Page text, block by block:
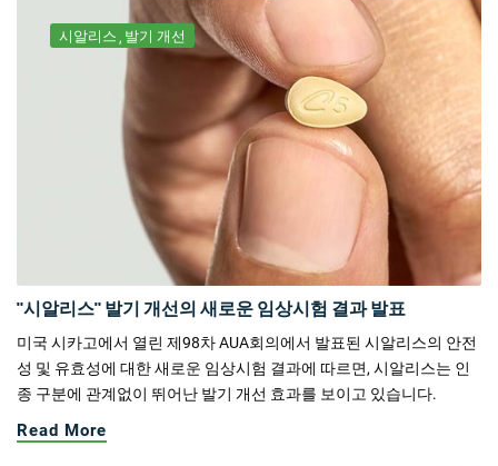
시알리스 발기 개선
"시알리스" 발기 개선의 새로운 임상시험 결과 발표
미국 시카고에서 열린 제98차 AUA회의에서 발표된 시알리스의 안전
성 및 유효성에 대한 새로운 임상시험 결과에 따르면, 시알리스는 인
종 구분에 관계없이 뛰어난 발기 개선 효과를 보이고 있습니다.
Read More